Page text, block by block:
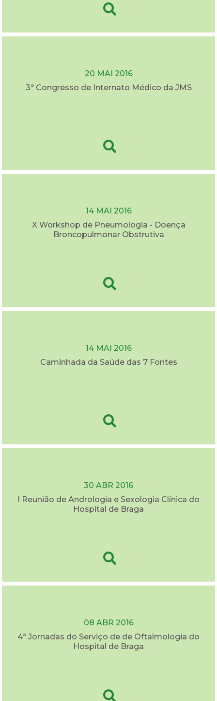
20 MAI 2016
3º Congresso de Internato Médico da JMS
14 MAI 2016
X Workshop de Pneumologia - Doença
Broncopulmonar Obstrutiva
14 MAI 2016
Caminhada da Saúde das 7 Fontes
30 ABR 2016
I Reunião de Andrologia e Sexologia Clínica do
Hospital de Braga
08 ABR 2016
4ª Jornadas do Serviço de de Oftalmologia do
Hospital de Braga